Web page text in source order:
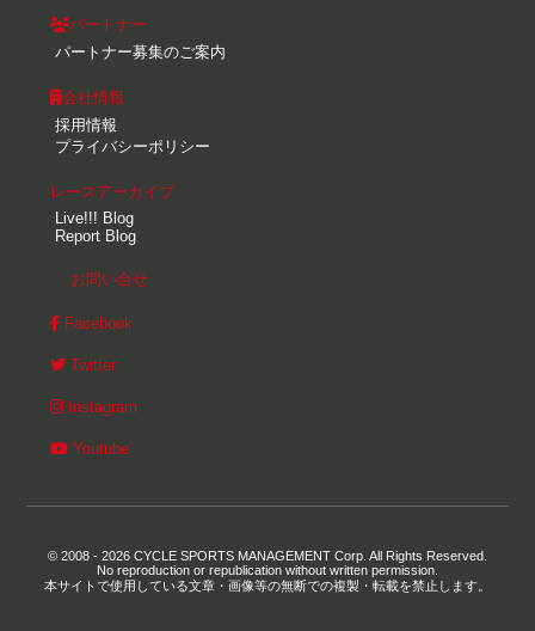
パートナー
パートナー募集のご案内
会社情報
採用情報
プライバシーポリシー
レースアーカイブ
Live!!! Blog
Report Blog
お問い合せ
Facebook
Twitter
Instagram
Youtube
© 2008 - 2026 CYCLE SPORTS MANAGEMENT Corp. All Rights Reserved.
No reproduction or republication without written permission.
本サイトで使用している文章・画像等の無断での複製・転載を禁止します。